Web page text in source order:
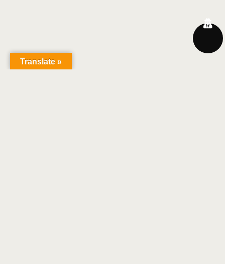
Translate »